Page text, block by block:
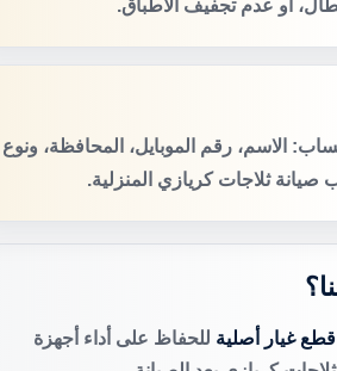
أو عدم تجفيف الأطباق.
الاسم، رقم الموبايل، المحافظة، ونوع
ثلاجات كريازي المنزلية.
قطع غيار أصلية للحفاظ على أداء أجهزة